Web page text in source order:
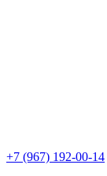
+7 (967) 192-00-14